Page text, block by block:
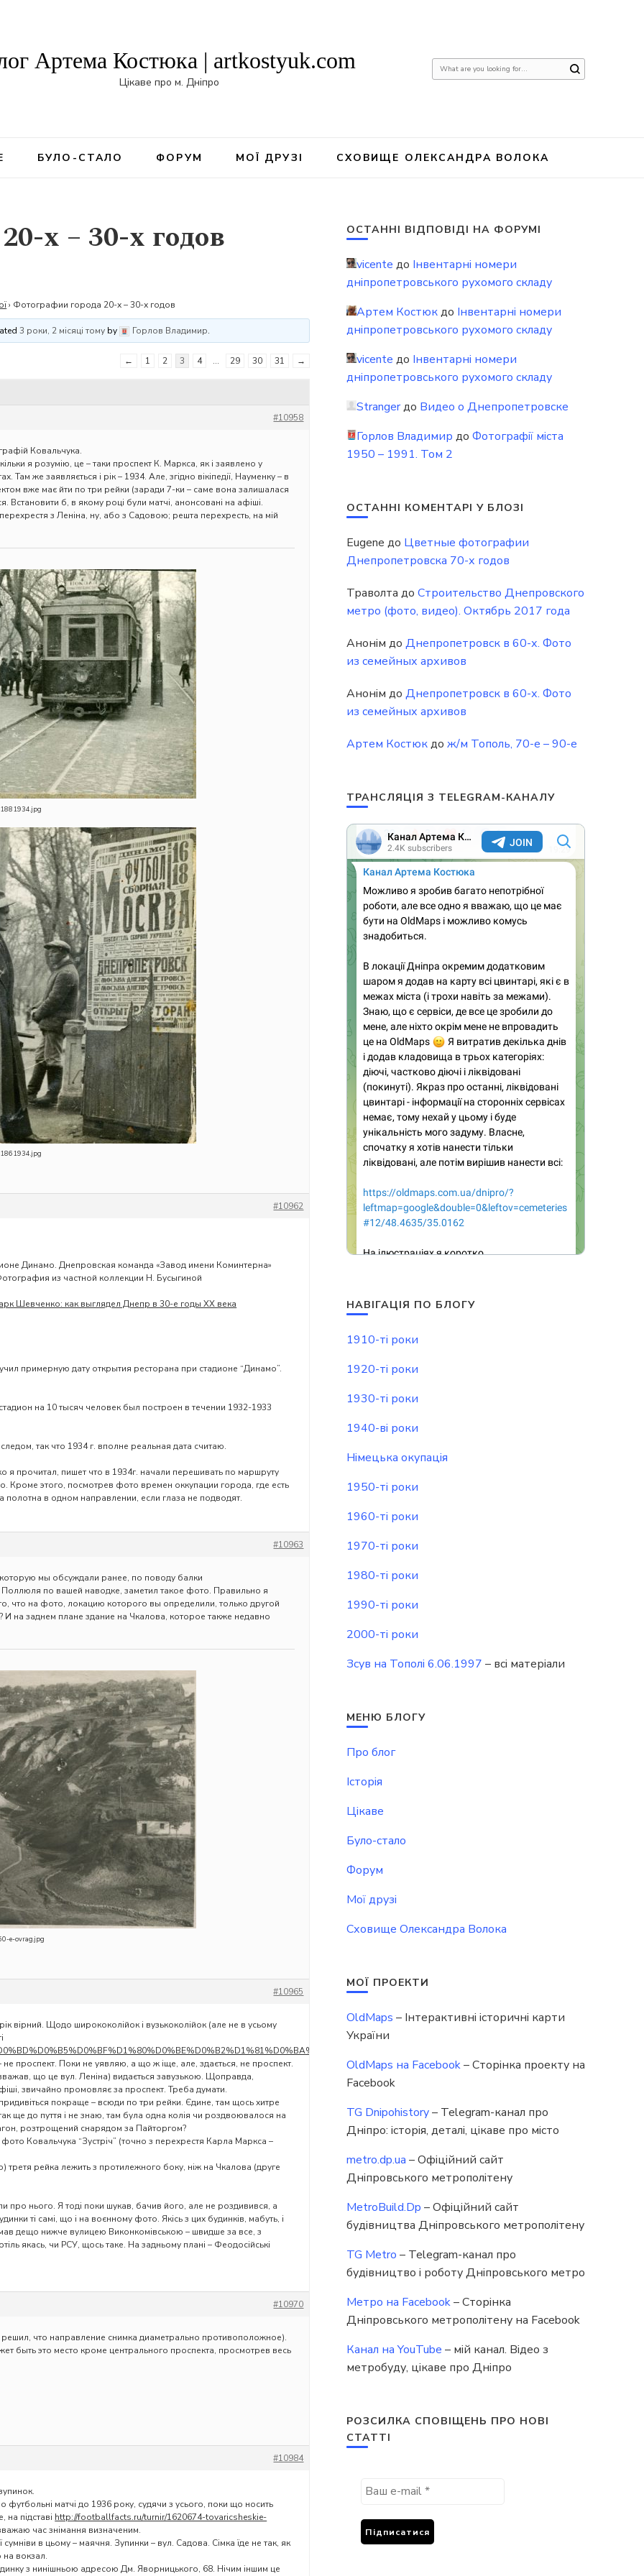
Артема Костюка | artkostyuk.com
Цікаве про м. Дніпро
Шукаєте
щось?
БУЛО-СТАЛО ФОРУМ МОЇ ДРУЗІ СХОВИЩЕ ОЛЕКСАНДРА ВОЛОКА
х – 30-х годов
› Фотографии города 20-х – 30-х годов
3 роки, 2 місяці тому by Горлов Владимир.
← 1 2 3 4 … 29 30 31 →
#10958
Ковальчука.
я розумію, це – таки проспект К. Маркса, як і заявлено у
Там же заявляється і рік – 1934. Але, згідно вікіпедії, Науменку – в
вже має йти по три рейки (заради 7-ки – саме вона залишалася
Встановити б, в якому році були матчі, анонсовані на афіші.
з Леніна, ну, або з Садовою; решта перехресть, на мій
#10962
Динамо. Днепровская команда «Завод имени Коминтерна»
из частной коллекции Н. Бусыгиной
Шевченко: как выглядел Днепр в 30-е годы ХХ века
примерную дату открытия ресторана при стадионе “Динамо”.
на 10 тысяч человек был построен в течении 1932-1933
так что 1934 г. вполне реальная дата считаю.
я прочитал, пишет что в 1934г. начали перешивать по маршруту
Кроме этого, посмотрев фото времен оккупации города, где есть
в одном направлении, если глаза не подводят.
#10963
мы обсуждали ранее, по поводу балки
по вашей наводке, заметил такое фото. Правильно я
что на фото, локацию которого вы определили, только другой
на заднем плане здание на Чкалова, которое также недавно
e-ovrag.jpg
#10965
вірний. Щодо ширококолійок і вузькоколійок (але не в усьому
не проспект. Поки не уявляю, а що ж іще, але, здається, не проспект.
що це вул. Леніна) видається завузькою. Щоправда,
звичайно промовляє за проспект. Треба думати.
покраще – всюди по три рейки. Єдине, там щось хитре
ще до пуття і не знаю, там була одна колія чи роздвоювалося на
розтрощений снарядом за Пайторгом?
Ковальчука “Зустріч” (точно з перехрестя Карла Маркса –
третя рейка лежить з протилежного боку, ніж на Чкалова (друге
нього. Я тоді поки шукав, бачив його, але не роздивився, а
ті самі, що і на воєнному фото. Якісь з цих будинків, мабуть, і
дещо нижче вулицею Виконкомівською – швидше за все, з
якась, чи РСУ, щось таке. На задньому плані – Феодосійські
#10970
что направление снимка диаметрально противоположное).
быть это место кроме центрального проспекта, просмотрев весь
#10984
матчі до 1936 року, судячи з усього, поки що носить
на підставі http://footballfacts.ru/turnir/1620674-tovaricsheskie-
вважаю час знімання визначеним.
сумніви в цьому – маячня. Зупинки – вул. Садова. Сімка їде не так, як
на вокзал.
з нинішньою адресою Дм. Яворницького, 68. Нічим іншим це
ОСТАННІ ВІДПОВІДІ НА ФОРУМІ
vicente до Інвентарні номери
дніпропетровського рухомого складу
Артем Костюкдо Інвентарні номери
дніпропетровського рухомого складу
vicente до Інвентарні номери
дніпропетровського рухомого складу
Strangerдо Видео о Днепропетровске
Горлов Владимир до Фотографії міста
1950 – 1991. Том 2
ОСТАННІ КОМЕНТАРІ У БЛОЗІ
Eugene до Цветные фотографии
Днепропетровска 70-х годов
Траволта до Строительство Днепровского
метро (фото, видео). Октябрь 2017 года
Анонім до Днепропетровск в 60-х. Фото
из семейных архивов
Анонім до Днепропетровск в 60-х. Фото
из семейных архивов
Артем Костюкдо ж/м Тополь, 70-е – 90-е
ТРАНСЛЯЦІЯ З TELEGRAM-КАНАЛУ
НАВІГАЦІЯ ПО БЛОГУ
1910-ті роки
1920-ті роки
1930-ті роки
1940-ві роки
Німецька окупація
1950-ті роки
1960-ті роки
1970-ті роки
1980-ті роки
1990-ті роки
2000-ті роки
Зсув на Тополі 6.06.1997 – всі матеріали
МЕНЮ БЛОГУ
Про блог
Історія
Цікаве
Було-стало
Форум
Мої друзі
Сховище Олександра Волока
МОЇ ПРОЕКТИ
OldMaps – Інтерактивні історичні карти
України
OldMaps на Facebook– Сторінка проекту на
Facebook
TG Dnipohistory– Telegram-канал про
Дніпро: історія, деталі, цікаве про місто
metro.dp.ua – Офіційний сайт
Дніпровського метрополітену
MetroBuild.Dp – Офіційний сайт
будівництва Дніпровського метрополітену
TG Metro – Telegram-канал про
будівництво і роботу Дніпровського метро
Метро на Facebook– Сторінка
Дніпровського метрополітену на Facebook
Канал на YouTube – мій канал. Відео з
метробуду, цікаве про Дніпро
РОЗСИЛКА СПОВІЩЕНЬ ПРО НОВІ
СТАТТІ